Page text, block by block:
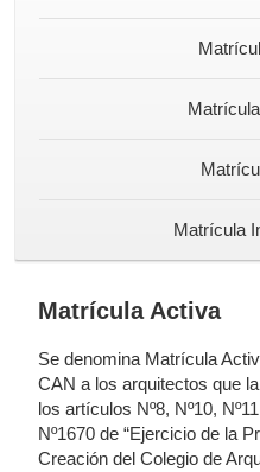
Matrícula
Matrícula Activa
Se denomina Matrícula
CAN a los arquitectos que
los artículos Nº8, Nº10,
Nº1670 de “Ejercicio de la
Creación del Colegio de